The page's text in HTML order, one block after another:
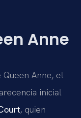
Anne
Anne, el
inicial
, quien